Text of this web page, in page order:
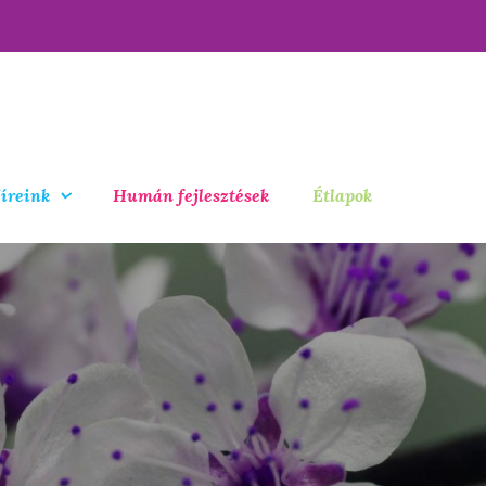
Humán fejlesztések Étlapok